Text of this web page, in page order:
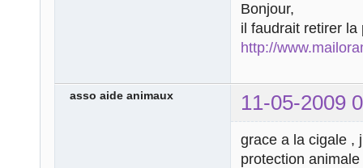
Bonjour,
il faudrait retirer
http://
asso aide animaux 11-05-2009
grace a la cigale ,
protection animale